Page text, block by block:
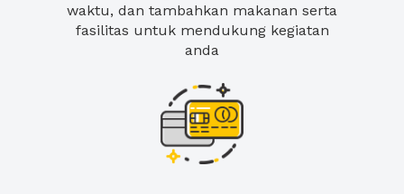
waktu, dan tambahkan makanan serta
fasilitas untuk mendukung kegiatan
anda